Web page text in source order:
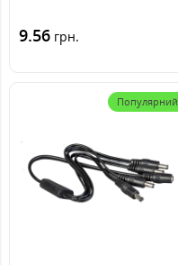
9.56 грн.
Популярний